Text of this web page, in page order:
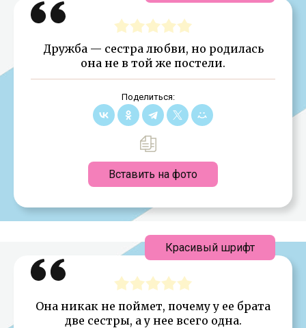
Дружба — сестра любви, но родилась
она не в той же постели.
Поделиться:
Вставить на фото
Она никак не поймет, почему у ее брата
две сестры, а у нее всего одна.
Красивый шрифт